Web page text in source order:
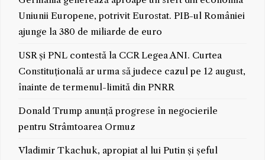
Uniunii Europene, potrivit Eurostat. PIB-ul României
ajunge la 380 de miliarde de euro
USR și PNL contestă la CCR Legea ANI. Curtea
Constituțională ar urma să judece cazul pe 12 august,
înainte de termenul-limită din PNRR
Donald Trump anunță progrese în negocierile
pentru Strâmtoarea Ormuz
Vladimir Tkachuk, apropiat al lui Putin și șeful